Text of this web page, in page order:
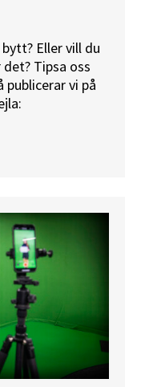
Eller vill du
Tipsa oss
publicerar vi på